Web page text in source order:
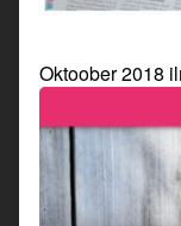
Oktoober 2018